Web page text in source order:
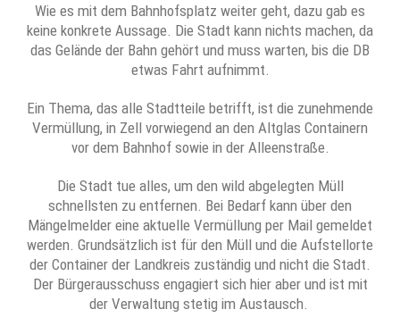
Wie es mit dem Bahnhofsplatz weiter geht, dazu gab es
keine konkrete Aussage. Die Stadt kann nichts machen, da
das Gelände der Bahn gehört und muss warten, bis die DB
etwas Fahrt aufnimmt.
Ein Thema, das alle Stadtteile betrifft, ist die zunehmende
Vermüllung, in Zell vorwiegend an den Altglas Containern
vor dem Bahnhof sowie in der Alleenstraße.
Die Stadt tue alles, um den wild abgelegten Müll
schnellsten zu entfernen. Bei Bedarf kann über den
Mängelmelder eine aktuelle Vermüllung per Mail gemeldet
werden. Grundsätzlich ist für den Müll und die Aufstellorte
der Container der Landkreis zuständig und nicht die Stadt.
Der Bürgerausschuss engagiert sich hier aber und ist mit
der Verwaltung stetig im Austausch.